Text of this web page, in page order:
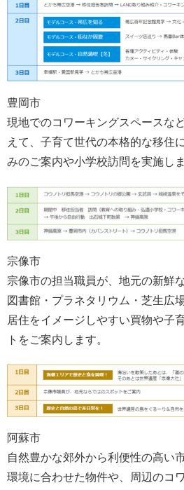
豊岡市
現地でのコワーキングスペースな
えて、子育て世代の本格的な移住
みのご案内や小学校訪問を実施しま
宗像市
宗像市の担当職員が、地元の新鮮
図書館・プラネタリウム・芝生広
居住をイメージしやすい買物や子
トをご案内します。
阿蘇市
自然豊かな郊外から利便性の高い
環境に合わせた物件や、周辺のコ